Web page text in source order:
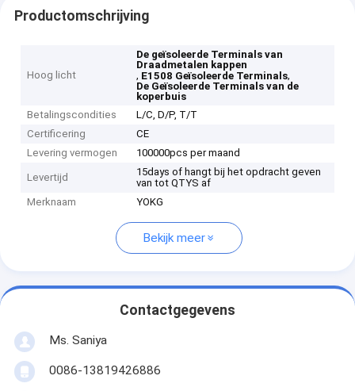
Productomschrijving
Hoog licht
De geïsoleerde Terminals van
Draadmetalen kappen
, E1508 Geïsoleerde Terminals,
De Geïsoleerde Terminals van de
koperbuis
Betalingscondities
L/C, D/P, T/T
Certificering
CE
Levering vermogen
100000pcs per maand
Levertijd
15days of hangt bij het opdracht geven
van tot QTYS af
Merknaam
YOKG
Bekijk meer
Contactgegevens
Ms. Saniya
0086-13819426886